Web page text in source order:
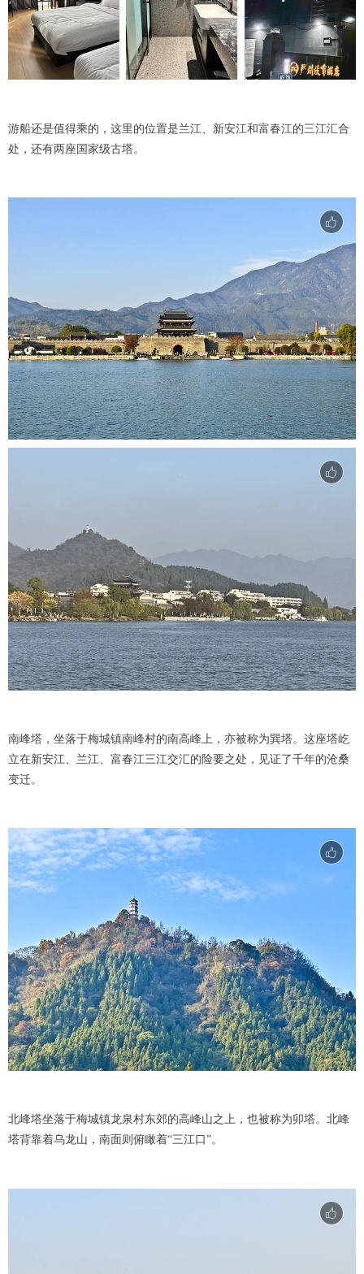
游船还是值得乘的，这里的位置是兰江、新安江和富春江的三江汇合
处，还有两座国家级古塔。
南峰塔，坐落于梅城镇南峰村的南高峰上，亦被称为巽塔。这座塔屹
立在新安江、兰江、富春江三江交汇的险要之处，见证了千年的沧桑
变迁。
北峰塔坐落于梅城镇龙泉村东郊的高峰山之上，也被称为卯塔。北峰
塔背靠着乌龙山，南面则俯瞰着“三江口”。